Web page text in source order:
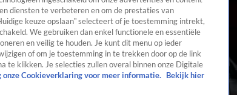
diensten te verbeteren en om de prestaties van
keuze opslaan” selecteert of je toestemming intrekt,
We gebruiken dan enkel functionele en essentiële
en veilig te houden. Je kunt dit menu op ieder
of om je toestemming in te trekken door op de link
te klikken. Je selecties zullen overal binnen onze Digitale
onze Cookieverklaring voor meer informatie. Bekijk hier